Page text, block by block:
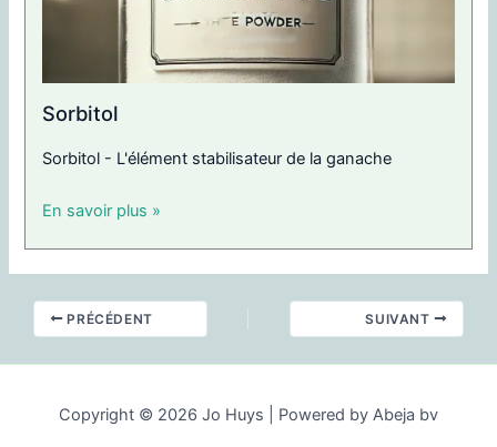
Sorbitol
Sorbitol - L'élément stabilisateur de la ganache
En savoir plus »
PRÉCÉDENT SUIVANT
Copyright © 2026 Jo Huys | Powered by Abeja bv